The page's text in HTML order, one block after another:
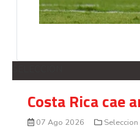
Costa Rica cae
07 Ago 2026 Seleccion